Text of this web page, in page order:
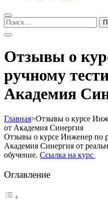
Найти:
Отзывы о
ручному
Академия
Главная>Отзывы о курсе
от Академия Синергия
Отзывы о курсе Инженер по
Академия Синергия от
обучение. Ссылка на курс
Оглавление